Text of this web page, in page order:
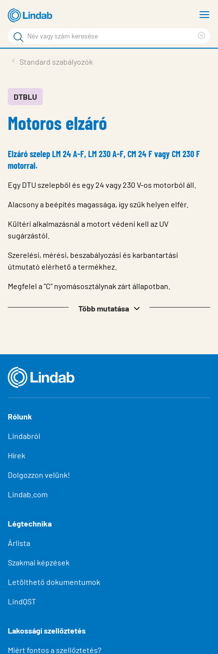
tartalomhoz
Keresési
kifejezés
Oldalak
keresése
Támogatás
Lindabról
Kapcsolat
Hungary
Standard szabályozók
DTBLU
Motoros elzáró
Elzáró szelep LM 24 A-F, LM 230 A-F, CM 24 F vagy CM 230 F
motorral.
Egy DTU szelepből és egy 24 vagy 230 V-os motorból áll.
Alacsony a beépítés magassága, így szűk helyen elfér.
Kültéri alkalmazásnál a motort védeni kell az UV
sugárzástól.
Szerelési, mérési, beszabályozási és karbantartási
útmutató elérhető a termékhez.
Megfelel a "C" nyomásosztálynak zárt állapotban.
Több mutatása
Rólunk
Lindabról
Hírek
Dolgozzon velünk!
Lindab.com
Légtechnika
Árlista
Szakmai képzések
Letölthető dokumentumok
LindQST
Lakossági szellőztetés
Miért fontos a szellőztetés?